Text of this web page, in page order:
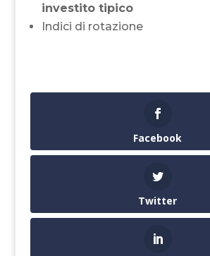
investito tipico
Indici di rotazione
Facebook
Twitter